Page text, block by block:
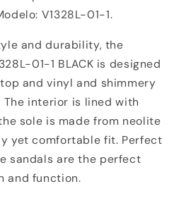
V1328L-01-1.
and durability, the
01-1 BLACK is designed
and vinyl and shimmery
interior is lined with
sole is made from neolite
yet comfortable fit. Perfect
sandals are the perfect
and function.